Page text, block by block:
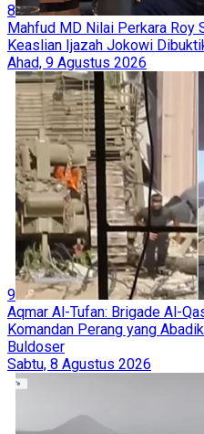
8
Mahfud MD Nilai Perkara Roy
Keaslian Ijazah Jokowi
Ahad, 9 Agustus 2026
9
Aqmar Al-Tufan: Brigade Al-
Komandan Perang yang
Buldoser
Sabtu, 8 Agustus 2026